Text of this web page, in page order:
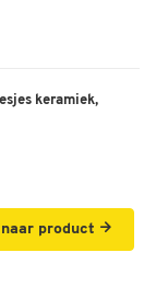
keramiek,
naar product